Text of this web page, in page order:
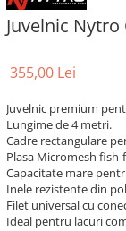
Juvelnic
355,00 Lei
Juvelnic premium
Lungime de 4 metri.
Cadre rectangulare
Plasa Micromesh
Capacitate mare
Inele rezistente din
Filet universal cu
Ideal pentru lacuri